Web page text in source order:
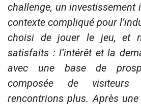
challenge, un investissement
contexte compliqué pour
choisi de jouer le jeu, et
satisfaits : l’intérêt et la
avec une base de
composée de
rencontrions plus. Après